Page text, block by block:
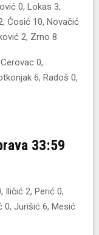
0, Lokas 3,
Ćosić 10, Novačić
2, Zrno 8
0,
6, Radoš 0,
33:59
Iličić 2, Perić 0,
0, Jurišić 6, Mesić